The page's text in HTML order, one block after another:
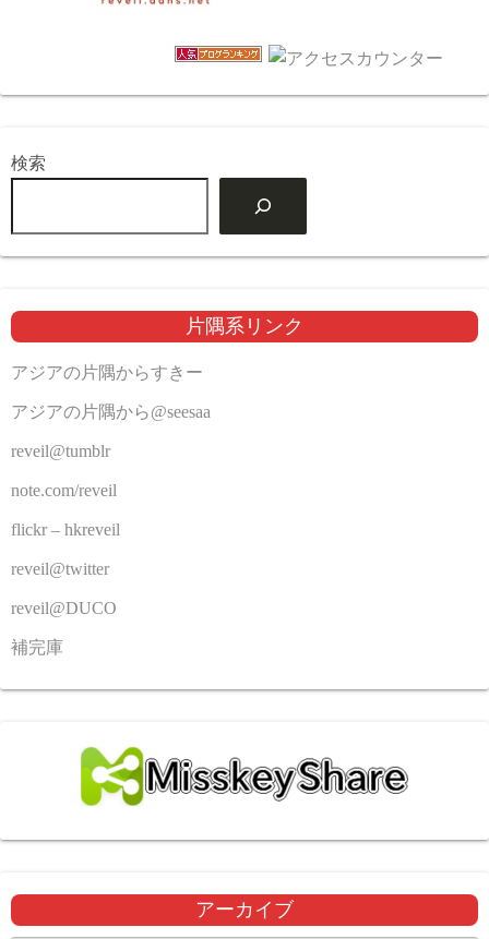
検索
片隅系リンク
アジアの片隅からすきー
アジアの片隅から@seesaa
reveil@tumblr
note.com/reveil
flickr – hkreveil
reveil@twitter
reveil@DUCO
補完庫
アーカイブ